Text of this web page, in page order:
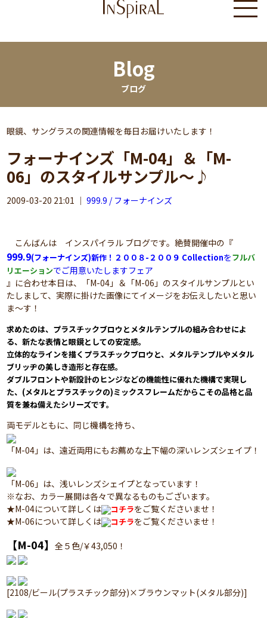
Blog
ブログ
眼鏡、サングラスの関連情報を毎日お届けいたします！
フォーナインズ「M-04」＆「M-
06」のスタイルサンプル～♪
2009-03-20 21:01 ｜999.9 / フォーナインズ
こんばんは インスパイラル ブログです。絶賛開催中の『
999.9(フォーナインズ)新作！２００８-２００９ Collectionをフルバ
リエーションでご用意いたしますフェア
』に合わせ本日は、「M-04」＆「M-06」のスタイルサンプルとい
たしまして、実際に掛けた画像にてイメージをお伝えしたいと思い
ま～す！
求めたのは、プラスチックブロウとメタルテンプルの組み合わせによ
る、新たな表情と眼鏡としての安定感。
立体的なラインを描くプラスチックブロウと、メタルテンプルやメタル
ブリッヂの美しき造形と存在感。
ダブルフロントや新設計のヒンジなどの機能性に優れた機構で実現し
た、(メタルとプラスチックの)ミックスフレームだからこその品格と品
質を兼ね備えたシリーズです。
両モデルともに、同じ機構を持ち、
「M-04」は、遠近両用にもお薦めな上下幅の深いレンズシェイプ！
「M-06」は、浅いレンズシェイプとなっています！
※なお、カラー展開は各々で異なるものもございます。
★M-04について詳しくは
コチラをご覧くださいませ！
★M-06について詳しくは
コチラをご覧くださいませ！
【M-04】全５色/￥43,050！
[2108/ビール(プラスチック部分)×ブラウンマット(メタル部分)]